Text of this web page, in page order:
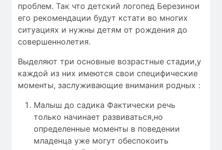
проблем. Так что детский логопед Березинои
его рекомендации будут кстати во многих
ситуациях и нужны детям от рождения до
совершеннолетия.
Выделяют три основные возрастные стадии,у
каждой из них имеются свои специфические
моменты, заслуживающие внимания родных :
Малыш до садика Фактически речь
только начинает развиваться,но
определенные моменты в поведении
младенца уже могут обеспокоить